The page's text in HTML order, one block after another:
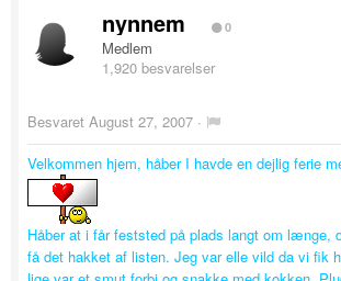
nynnem 0
Medlem
1,920 besvarelser
Besvaret August 27, 2007 ·
Velkommen hjem, håber I havde en dejlig ferie
Håber at i får feststed på plads langt om længe,
få det hakket af listen. Jeg var elle vild da vi fik